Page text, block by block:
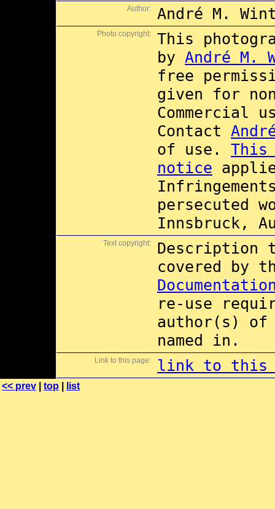
Author: André M.
Photo copyright:
This
by André M.
free
given for
Commercial
Contact
of use. This
notice
persecuted
Innsbruck,
Text copyright:
Description
covered by
re-use
author(s) of
named in.
Link to this page: link to this
<< prev top list